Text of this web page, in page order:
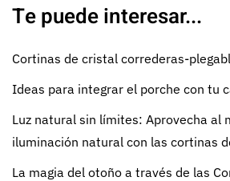
Te puede interesar...
Cortinas de cristal correderas-
Ideas para integrar el porche con tu
Luz natural sin límites: Aprovecha al
iluminación natural con las cortinas
La magia del otoño a través de las